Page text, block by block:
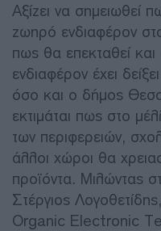
Αξίζει να σημειωθεί
ζωηρό ενδιαφέρον
πως θα επεκταθεί
ενδιαφέρον έχει
όσο και ο δήμος
εκτιμάται πως στο
των περιφερειών,
άλλοι χώροι θα
προϊόντα. Μιλώντας
Στέργιος
Organic Electronic